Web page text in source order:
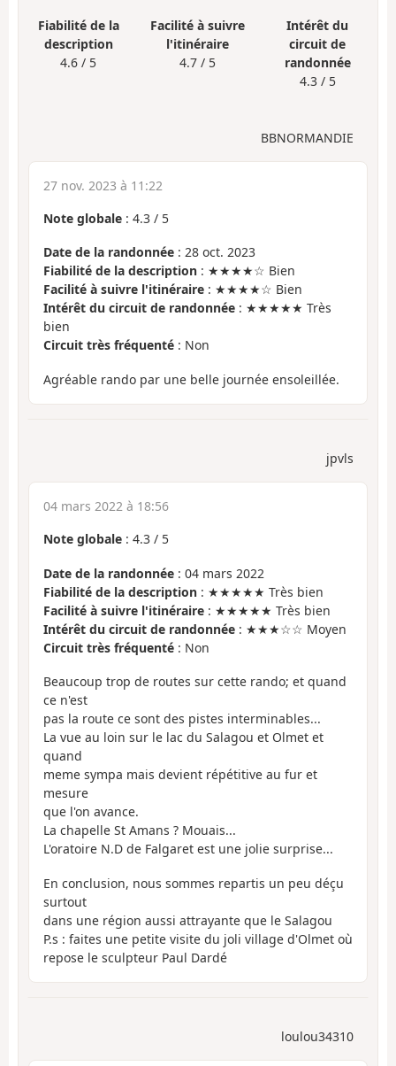
Fiabilité de la
description
4.6 / 5
Facilité à suivre
l'itinéraire
4.7 / 5
Intérêt du
circuit de
randonnée
4.3 / 5
BBNORMANDIE
27 nov. 2023 à 11:22
Note globale : 4.3 / 5
Date de la randonnée : 28 oct. 2023
Fiabilité de la description : ★★★★☆ Bien
Facilité à suivre l'itinéraire : ★★★★☆ Bien
Intérêt du circuit de randonnée : ★★★★★ Très
bien
Circuit très fréquenté : Non
Agréable rando par une belle journée ensoleillée.
jpvls
04 mars 2022 à 18:56
Note globale : 4.3 / 5
Date de la randonnée : 04 mars 2022
Fiabilité de la description : ★★★★★ Très bien
Facilité à suivre l'itinéraire : ★★★★★ Très bien
Intérêt du circuit de randonnée : ★★★☆☆ Moyen
Circuit très fréquenté : Non
Beaucoup trop de routes sur cette rando; et quand
ce n'est
pas la route ce sont des pistes interminables...
La vue au loin sur le lac du Salagou et Olmet et
quand
meme sympa mais devient répétitive au fur et
mesure
que l'on avance.
La chapelle St Amans ? Mouais...
L'oratoire N.D de Falgaret est une jolie surprise...
En conclusion, nous sommes repartis un peu déçu
surtout
dans une région aussi attrayante que le Salagou
P.s : faites une petite visite du joli village d'Olmet où
repose le sculpteur Paul Dardé
loulou34310